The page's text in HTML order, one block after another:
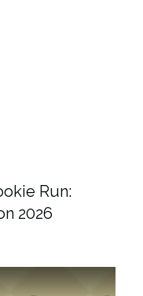
Run:
2026